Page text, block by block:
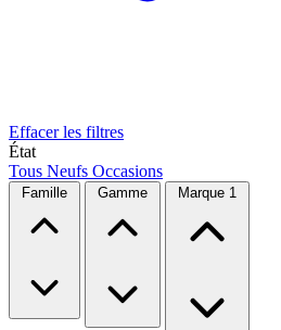
Effacer les filtres
État
Tous Neufs Occasions
Famille Gamme Marque 1